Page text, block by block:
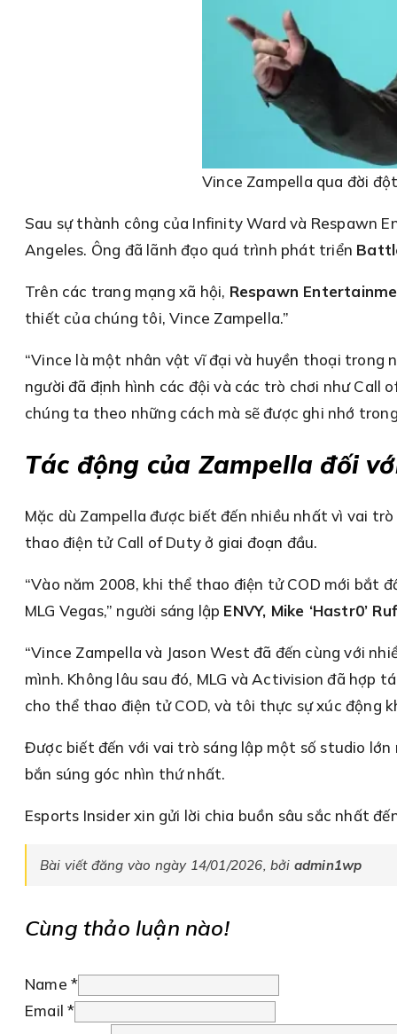
Vince Zampella qua đời
Sau sự thành công của Infinity Ward và Respawn
Angeles. Ông đã lãnh đạo quá trình phát triển
Trên các trang mạng xã hội, Respawn
thiết của chúng tôi, Vince Zampella.”
“Vince là một nhân vật vĩ đại và huyền thoại trong
người đã định hình các đội và các trò chơi như Call
chúng ta theo những cách mà sẽ được ghi nhớ
Tác động của Zampella đối
Mặc dù Zampella được biết đến nhiều nhất vì vai
thao điện tử Call of Duty ở giai đoạn đầu.
“Vào năm 2008, khi thể thao điện tử COD mới bắt
MLG Vegas,” người sáng lập ENVY, Mike ‘Hastr0’
“Vince Zampella và Jason West đã đến cùng với
mình. Không lâu sau đó, MLG và Activision đã hợp
cho thể thao điện tử COD, và tôi thực sự xúc động
Được biết đến với vai trò sáng lập một số studio
bắn súng góc nhìn thứ nhất.
Esports Insider xin gửi lời chia buồn sâu sắc nhất
Bài viết đăng vào ngày 14/01/2026, bởi admin1wp
Cùng thảo luận nào!
Name *
Email *